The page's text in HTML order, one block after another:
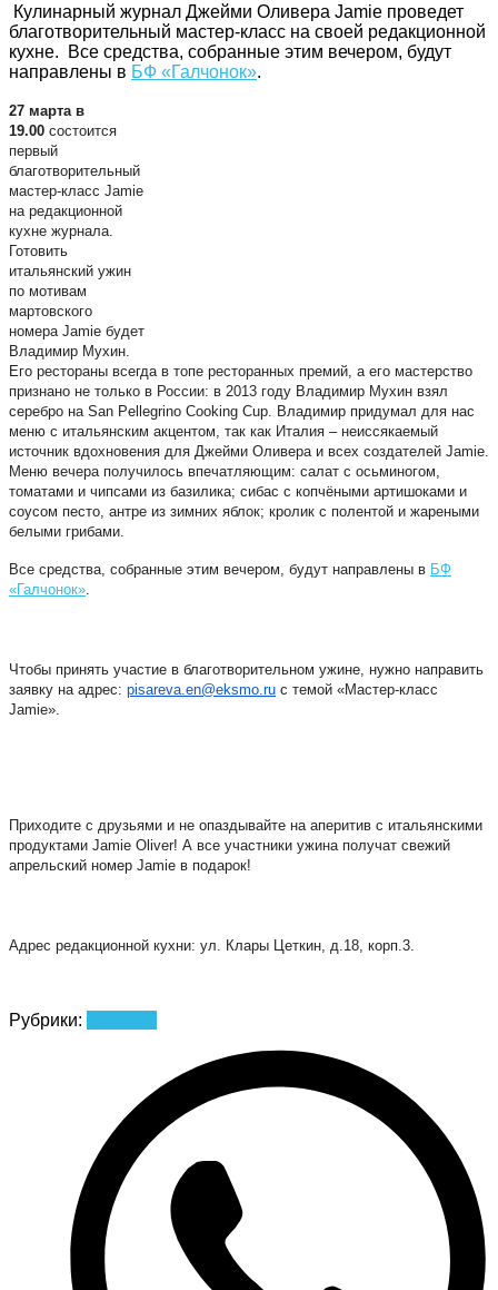
Кулинарный журнал Джейми Оливера Jamie проведет
благотворительный мастер-класс на своей редакционной
кухне. Все средства, собранные этим вечером, будут
направлены в БФ «Галчонок».
27 марта в
19.00 состоится
первый
благотворительный
мастер-класс Jamie
на редакционной
кухне журнала.
Готовить
итальянский ужин
по мотивам
мартовского
номера Jamie будет
Владимир Мухин.
Его рестораны всегда в топе ресторанных премий, а его мастерство
признано не только в России: в 2013 году Владимир Мухин взял
серебро на San Pellegrino Cooking Cup. Владимир придумал для нас
меню с итальянским акцентом, так как Италия – неиссякаемый
источник вдохновения для Джейми Оливера и всех создателей Jamie.
Меню вечера получилось впечатляющим: салат с осьминогом,
томатами и чипсами из базилика; сибас с копчёными артишоками и
соусом песто, антре из зимних яблок; кролик с полентой и жареными
белыми грибами.
Все средства, собранные этим вечером, будут направлены в БФ
«Галчонок»
Чтобы принять участие в благотворительном ужине, нужно направить
заявку на адрес: pisareva.en@eksmo.ru с темой «Мастер-класс
Jamie».
Приходите с друзьями и не опаздывайте на аперитив с итальянскими
продуктами Jamie Oliver! А все участники ужина получат свежий
апрельский номер Jamie в подарок!
Адрес редакционной кухни: ул. Клары Цеткин, д.18, корп.3.
Рубрики: